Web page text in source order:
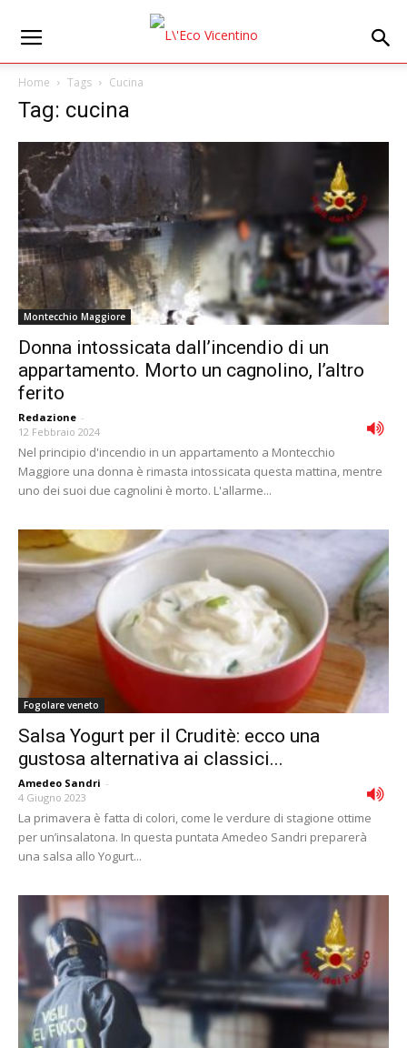
Home Tags Cucina
Tag: cucina
Montecchio Maggiore
Donna intossicata dall’incendio di un
appartamento. Morto un cagnolino, l’altro
ferito
Redazione -
12 Febbraio 2024
Nel principio d'incendio in un appartamento a Montecchio
Maggiore una donna è rimasta intossicata questa mattina, mentre
uno dei suoi due cagnolini è morto. L'allarme...
Fogolare veneto
Salsa Yogurt per il Cruditè: ecco una
gustosa alternativa ai classici...
Amedeo Sandri -
4 Giugno 2023
La primavera è fatta di colori, come le verdure di stagione ottime
per un’insalatona. In questa puntata Amedeo Sandri preparerà
una salsa allo Yogurt...